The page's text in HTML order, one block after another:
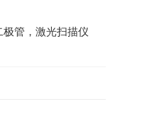
极管，激光扫描仪